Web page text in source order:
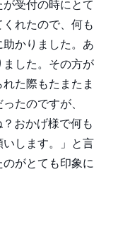
受付の時にとて
れたので、何も
かりました。あ
した。その方が
た際もたまたま
たのですが、
おかげ様で何も
します。」と言
がとても印象に